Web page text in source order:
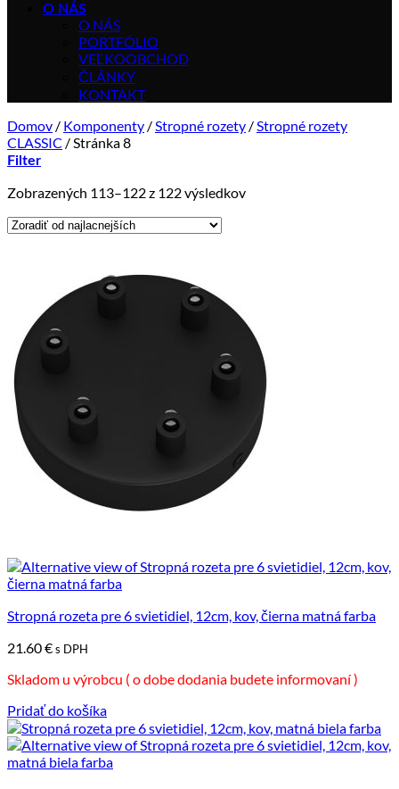
O NÁS
O NÁS
PORTFÓLIO
VEĽKOOBCHOD
ČLÁNKY
KONTAKT
Domov / Komponenty / Stropné rozety / Stropné rozety
CLASSIC / Stránka 8
Filter
Zobrazených 113–122 z 122 výsledkovZoradené
Stropná rozeta pre 6 svietidiel, 12cm, kov, čierna matná farba
21.60€s DPH
Skladom u výrobcu ( o dobe dodania budete informovaní )
Pridať do košíka